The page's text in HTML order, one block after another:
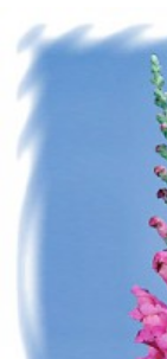
4
5
6
7
8